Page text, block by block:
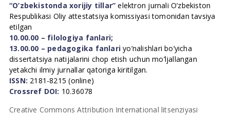
“O’zbekistonda xorijiy tillar” elektron jurnali O’zbekiston
Respublikasi Oliy attestatsiya komissiyasi tomonidan tavsiya
etilgan
10.00.00 – filologiya fanlari;
13.00.00 – pedagogika fanlari yo’nalishlari bo’yicha
dissertatsiya natijalarini chop etish uchun mo’ljallangan
yetakchi ilmiy jurnallar qatoriga kiritilgan.
ISSN: 2181-8215 (online)
Crossref DOI: 10.36078
Creative Commons Attribution International litsenziyasi